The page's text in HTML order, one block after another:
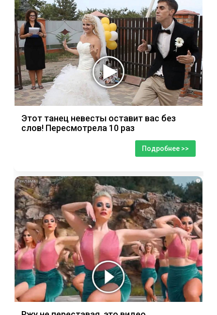
Этот танец невесты оставит вас без
слов! Пересмотрела 10 раз
Подробнее >>
i